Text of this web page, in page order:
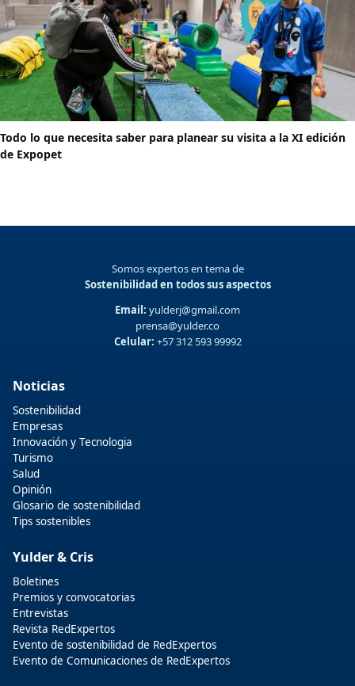
Todo lo que necesita saber para planear su visita a la XI edición
de Expopet
Somos expertos en tema de
Sostenibilidad en todos sus aspectos
Email: yulderj@gmail.com
prensa@yulder.co
Celular: +57 312 593 99992
Noticias
Sostenibilidad
Empresas
Innovación y Tecnologia
Turismo
Salud
Opinión
Glosario de sostenibilidad
Tips sostenibles
Yulder & Cris
Boletines
Premios y convocatorias
Entrevistas
Revista RedExpertos
Evento de sostenibilidad de RedExpertos
Evento de Comunicaciones de RedExpertos